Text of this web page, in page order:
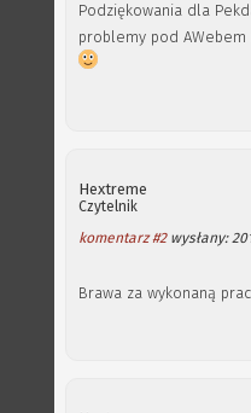
Podziękowania dla
problemy pod
Hextreme
Czytelnik
komentarz #2wysłany:
Brawa za wykonaną